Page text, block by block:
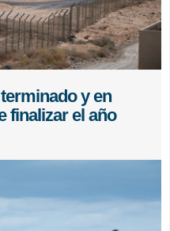
y en
finalizar el año